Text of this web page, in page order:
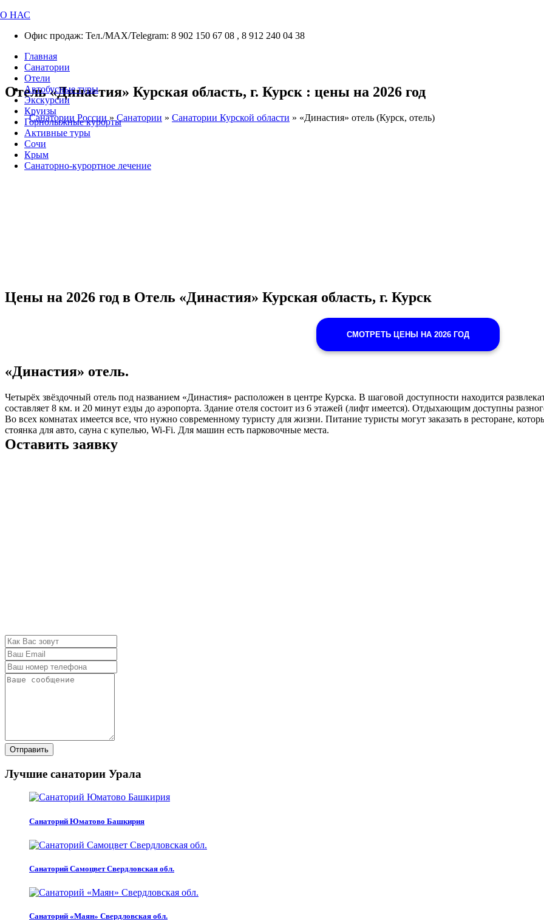
О НАС
Офис продаж: Тел./МАХ/Telegram: 8 902 150 67 08 , 8 912 240 04 38
Главная
Санатории
Отели
Автобусные туры
Экскурсии
Круизы
Горнолыжные курорты
Активные туры
Сочи
Крым
Санаторно-курортное лечение
Отель «Династия» Курская область, г. Курск : цены на 2026 год
Санатории России » Санатории » Санатории Курской области » «Династия» отель (Курск, отель)
Цены на 2026 год в Отель «Династия» Курская область, г. Курск
СМОТРЕТЬ ЦЕНЫ НА 2026 ГОД
«Династия» отель.
Четырёх звёздочный отель под названием «Династия» расположен в центре Курска. В шаговой доступности находится
составляет 8 км. и 20 минут езды до аэропорта. Здание отеля состоит из 6 этажей (лифт имеется). Отдыхающим доступны
Во всех комнатах имеется все, что нужно современному туристу для жизни. Питание туристы могут заказать в ресторане,
стоянка для авто, сауна с купелью, Wi-Fi. Для машин есть парковочные места.
Оставить заявку
Отправить
Лучшие санатории Урала
Санаторий Юматово Башкирия
Санаторий Самоцвет Свердловская обл.
Санаторий «Маян» Свердловская обл.